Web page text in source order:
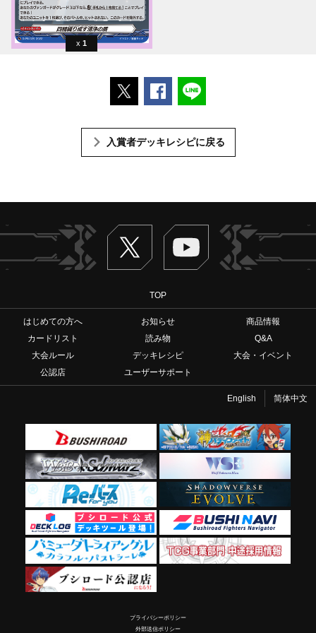
1
ポストするFacebookでシェアする
入賞者デッキレシピに戻る
Twitter ヴァンガードch
TOP
はじめての方へ お知らせ
商品情報
カードリスト
読み物
Q&A
大会ルール
デッキレシピ
大会・イベント
公認店
ユーザーサポート
English 简体中文
プライバシーポリシー
外部送信ポリシー